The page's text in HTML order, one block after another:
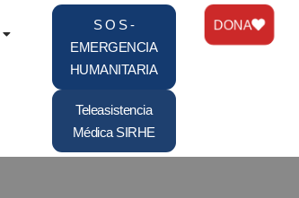
S O S -
EMERGENCIA
HUMANITARIA
Teleasistencia
Médica SIRHE
DONA